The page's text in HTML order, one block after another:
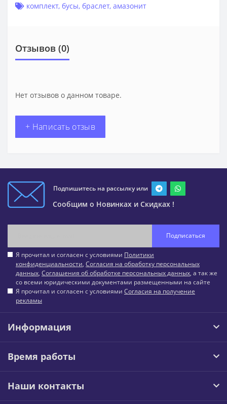
комплект, бусы, браслет, амазонит
Отзывов (0)
Нет отзывов о данном товаре.
+ Написать отзыв
Подпишитесь на рассылку или
Сообщим о Новинках и Скидках !
Подписаться
Я прочитал и согласен с условиями Политики
конфиденциальности, Согласия на обработку персональных
данных, Соглашения об обработке персональных данных, а так же
со всеми юридическими документами размещенными на сайте
Я прочитал и согласен с условиями Согласия на получение
рекламы
Информация
Время работы
Наши контакты